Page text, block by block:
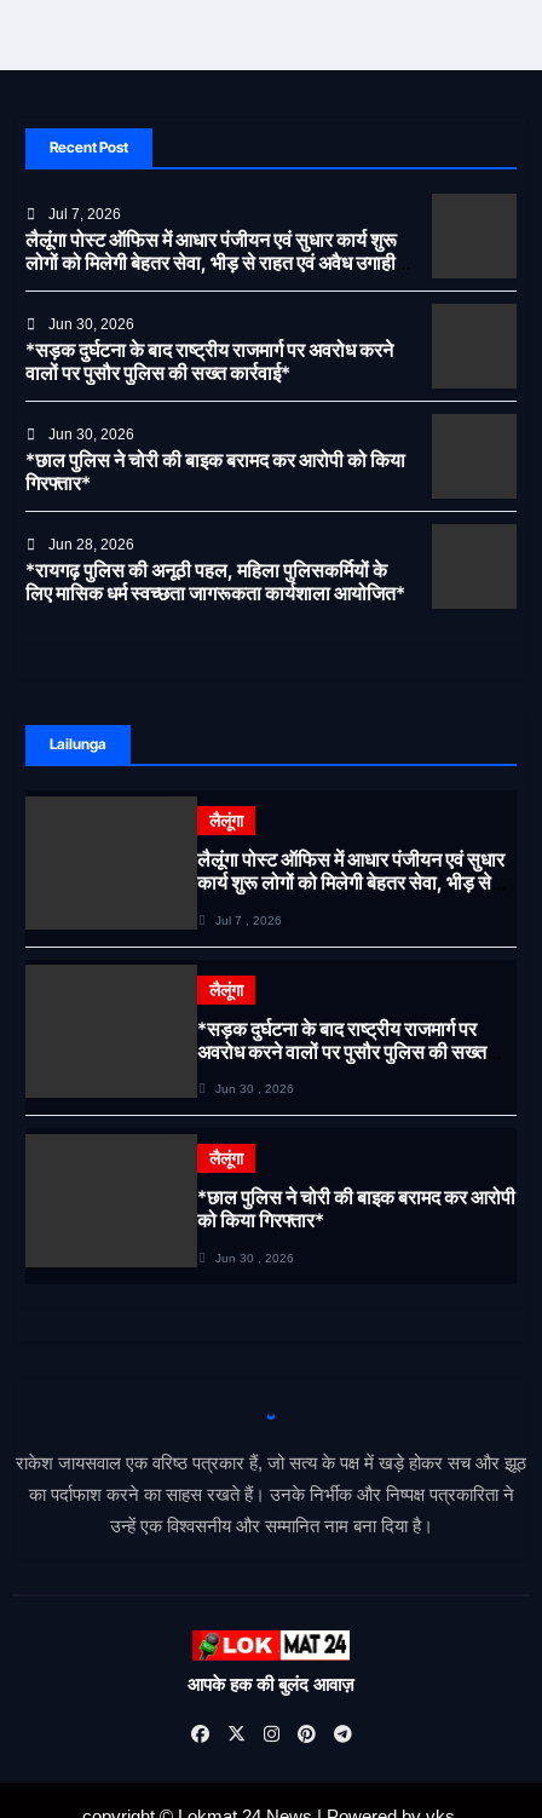
Recent Post
Jul 7, 2026
लैलूंगा पोस्ट ऑफिस में आधार पंजीयन एवं सुधार कार्य शुरू
लोगों को मिलेगी बेहतर सेवा, भीड़ से राहत एवं अवैध उगाही
पर लगेगी रोक
Jun 30, 2026
*सड़क दुर्घटना के बाद राष्ट्रीय राजमार्ग पर अवरोध करने
वालों पर पुसौर पुलिस की सख्त कार्रवाई*
Jun 30, 2026
*छाल पुलिस ने चोरी की बाइक बरामद कर आरोपी को किया
गिरफ्तार*
Jun 28, 2026
*रायगढ़ पुलिस की अनूठी पहल, महिला पुलिसकर्मियों के
लिए मासिक धर्म स्वच्छता जागरूकता कार्यशाला आयोजित*
Lailunga
लैलूंगा
लैलूंगा पोस्ट ऑफिस में आधार पंजीयन एवं सुधार
कार्य शुरू लोगों को मिलेगी बेहतर सेवा, भीड़ से
Jul 7 , 2026
लैलूंगा
*सड़क दुर्घटना के बाद राष्ट्रीय राजमार्ग पर
अवरोध करने वालों पर पुसौर पुलिस की सख्त
Jun 30 , 2026
लैलूंगा
*छाल पुलिस ने चोरी की बाइक बरामद कर आरोपी
को किया गिरफ्तार*
Jun 30 , 2026
राकेश जायसवाल एक वरिष्ठ पत्रकार हैं, जो सत्य के पक्ष में खड़े होकर सच और झूठ
का पर्दाफाश करने का साहस रखते हैं। उनके निर्भीक और निष्पक्ष पत्रकारिता ने
उन्हें एक विश्वसनीय और सम्मानित नाम बना दिया है।
आपके हक की बुलंद आवाज़